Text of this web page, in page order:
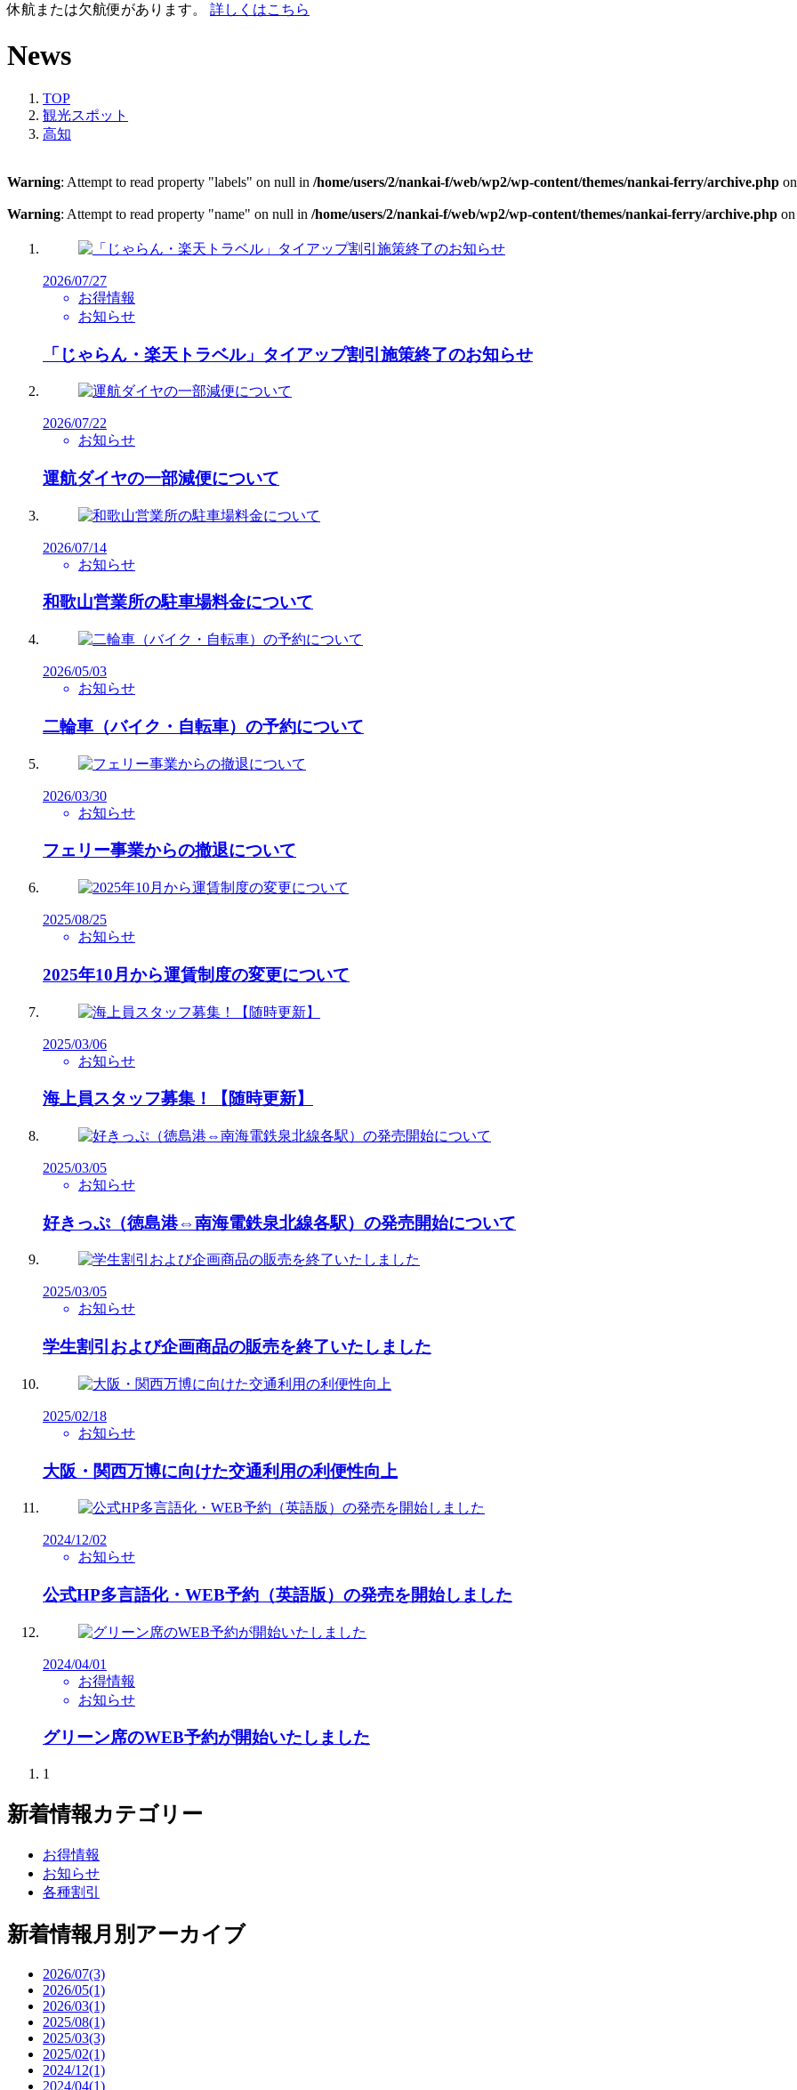
休航または欠航便があります。 詳しくはこちら
News
TOP
観光スポット
高知
Warning: Attempt to read property "labels" on null in /home/users/2/nankai-f/web/wp2/wp-content/themes/nankai-ferry/archive.php
Warning: Attempt to read property "name" on null in /home/users/2/nankai-f/web/wp2/wp-content/themes/nankai-ferry/archive.php
2026/07/27
お得情報
お知らせ
「じゃらん・楽天トラベル」タイアップ割引施策終了のお知らせ
2026/07/22
お知らせ
運航ダイヤの一部減便について
2026/07/14
お知らせ
和歌山営業所の駐車場料金について
2026/05/03
お知らせ
二輪車（バイク・自転車）の予約について
2026/03/30
お知らせ
フェリー事業からの撤退について
2025/08/25
お知らせ
2025年10月から運賃制度の変更について
2025/03/06
お知らせ
海上員スタッフ募集！【随時更新】
2025/03/05
お知らせ
好きっぷ（徳島港⇔南海電鉄泉北線各駅）の発売開始について
2025/03/05
お知らせ
学生割引および企画商品の販売を終了いたしました
2025/02/18
お知らせ
大阪・関西万博に向けた交通利用の利便性向上
2024/12/02
お知らせ
公式HP多言語化・WEB予約（英語版）の発売を開始しました
2024/04/01
お得情報
お知らせ
グリーン席のWEB予約が開始いたしました
1
新着情報カテゴリー
お得情報
お知らせ
各種割引
新着情報月別アーカイブ
2026/07(3)
2026/05(1)
2026/03(1)
2025/08(1)
2025/03(3)
2025/02(1)
2024/12(1)
2024/04(1)